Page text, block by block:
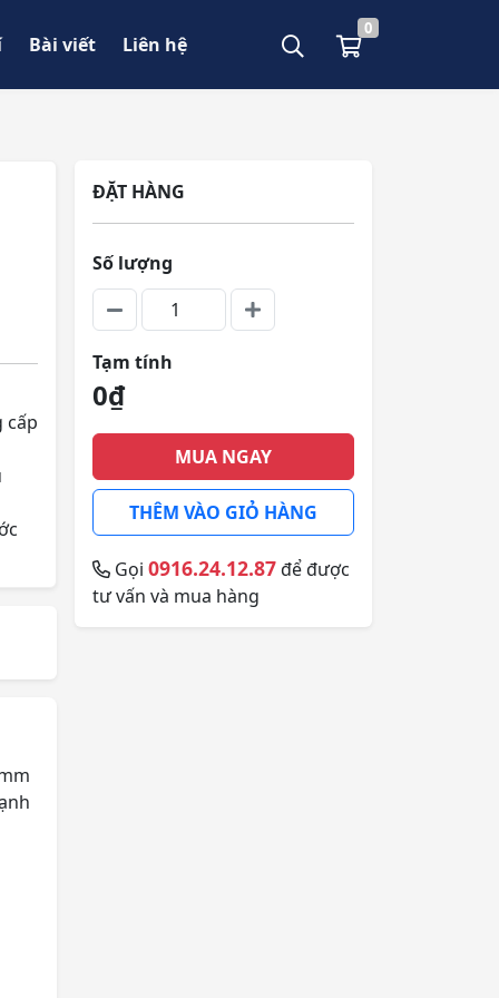
Bài viết Liên hệ
0
cấp
ĐẶT HÀNG
Số lượng
Tạm tính
0₫
MUA NGAY
THÊM VÀO GIỎ HÀNG
Gọi 0916.24.12.87để được
tư vấn và mua hàng